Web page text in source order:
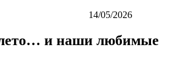
14/05/2026
и наши любимые